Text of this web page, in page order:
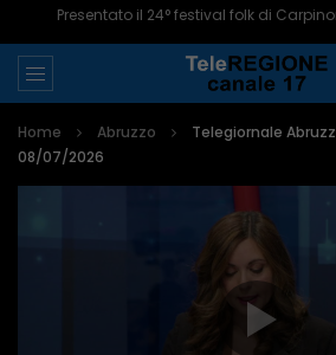
Presentato il 24° festival folk di
Home Abruzzo
Telegiornale
08/07/2026